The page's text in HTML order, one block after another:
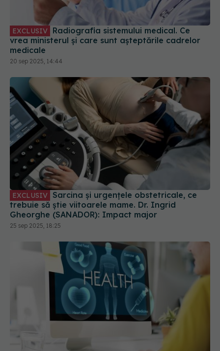
EXCLUSIV
vrea ministerul și care sunt așteptările cadrelor
medicale
20 sep 2025, 14:44
EXCLUSIV
trebuie să știe viitoarele mame. Dr. Ingrid
Gheorghe (SANADOR): Impact major
25 sep 2025, 18:25